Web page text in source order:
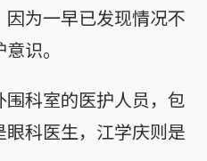
为一早已发现情况不
识。
科室的医护人员，包
科医生，江学庆则是